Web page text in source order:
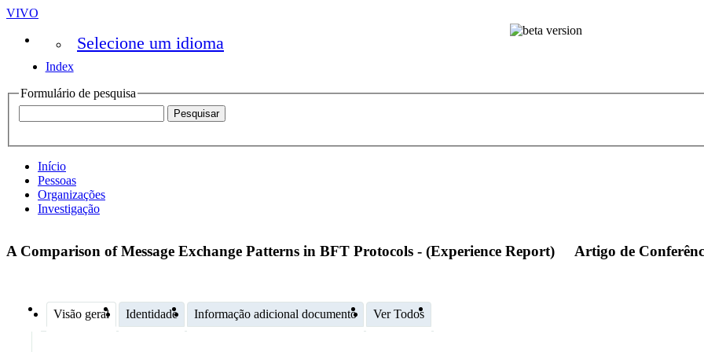
VIVO
Selecione um idioma
Index
Formulário de pesquisa
Início
Pessoas
Organizações
Investigação
A Comparison of Message Exchange Patterns in BFT Protocols - (Experience Report) Artigo de
Visão geral Identidade Informação adicional documento Ver Todos